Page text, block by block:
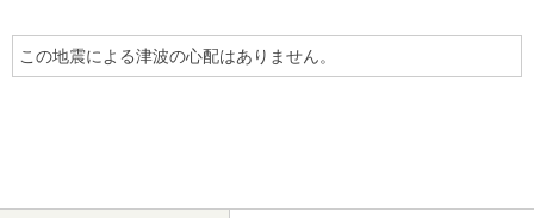
この地震による津波の心配はありません。